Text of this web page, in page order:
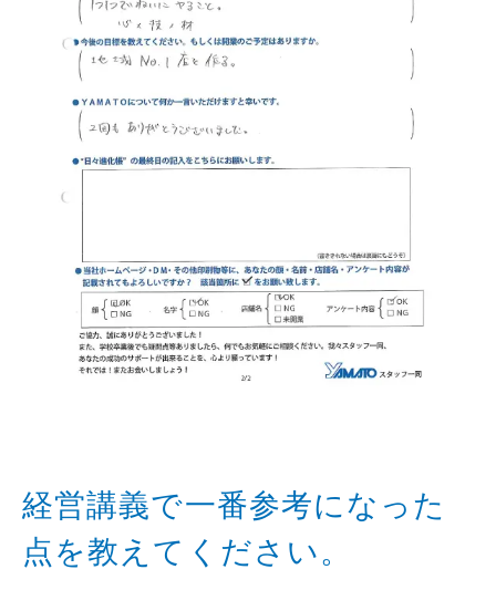
経営講義で一番参考になった
点を教えてください。